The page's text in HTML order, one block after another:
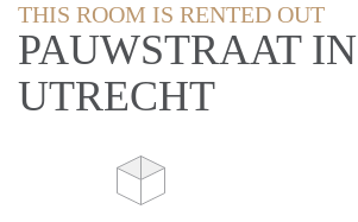
THIS ROOM IS RENTED OUT
PAUWSTRAAT IN
UTRECHT